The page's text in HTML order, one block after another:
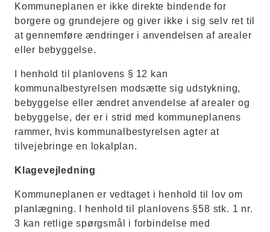
Kommuneplanen er ikke direkte bindende for
borgere og grundejere og giver ikke i sig selv ret til
at gennemføre ændringer i anvendelsen af arealer
eller bebyggelse.
I henhold til planlovens § 12 kan
kommunalbestyrelsen modsætte sig udstykning,
bebyggelse eller ændret anvendelse af arealer og
bebyggelse, der er i strid med kommuneplanens
rammer, hvis kommunalbestyrelsen agter at
tilvejebringe en lokalplan.
Klagevejledning
Kommuneplanen er vedtaget i henhold til lov om
planlægning. I henhold til planlovens §58 stk. 1 nr.
3 kan retlige spørgsmål i forbindelse med